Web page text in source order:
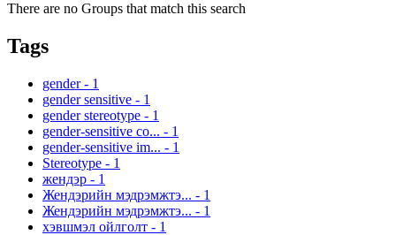
There are no Groups that match this search
Tags
gender - 1
gender sensitive - 1
gender stereotype - 1
gender-sensitive co... - 1
gender-sensitive im... - 1
Stereotype - 1
жендэр - 1
Жендэрийн мэдрэмжтэ... - 1
Жендэрийн мэдрэмжтэ... - 1
хэвшмэл ойлголт - 1